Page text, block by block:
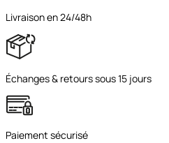
Livraison en 24/48h
Échanges & retours sous 15 jours
Paiement sécurisé